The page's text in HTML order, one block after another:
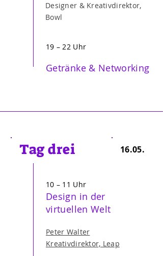
Designer & Kreativdirektor,
Bowl
19 – 22 Uhr
Getränke & Networking
Tag drei 16.05.
10 – 11 Uhr
Design in der
virtuellen Welt
Peter Walter
Kreativdirektor, Leap